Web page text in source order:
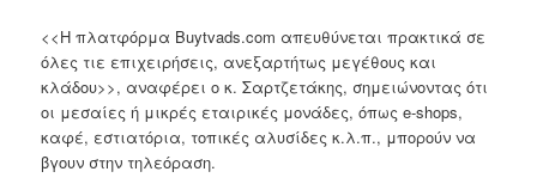
<<Η πλατφόρμα Buytvads.com απευθύνεται πρακτικά σε
όλες τιε επιχειρήσεις, ανεξαρτήτως μεγέθους και
κλάδου>>, αναφέρει ο κ. Σαρτζετάκης, σημειώνοντας ότι
οι μεσαίες ή μικρές εταιρικές μονάδες, όπως e-shops,
καφέ, εστιατόρια, τοπικές αλυσίδες κ.λ.π., μπορούν να
βγουν στην τηλεόραση.